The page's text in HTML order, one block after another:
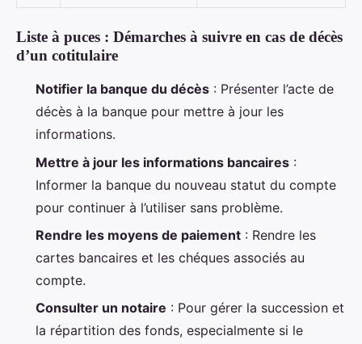
Liste à puces : Démarches à suivre en cas de décès
d’un cotitulaire
Notifier la banque du décès : Présenter l’acte de
décès à la banque pour mettre à jour les
informations.
Mettre à jour les informations bancaires :
Informer la banque du nouveau statut du compte
pour continuer à l’utiliser sans problème.
Rendre les moyens de paiement : Rendre les
cartes bancaires et les chéques associés au
compte.
Consulter un notaire : Pour gérer la succession et
la répartition des fonds, especialmente si le